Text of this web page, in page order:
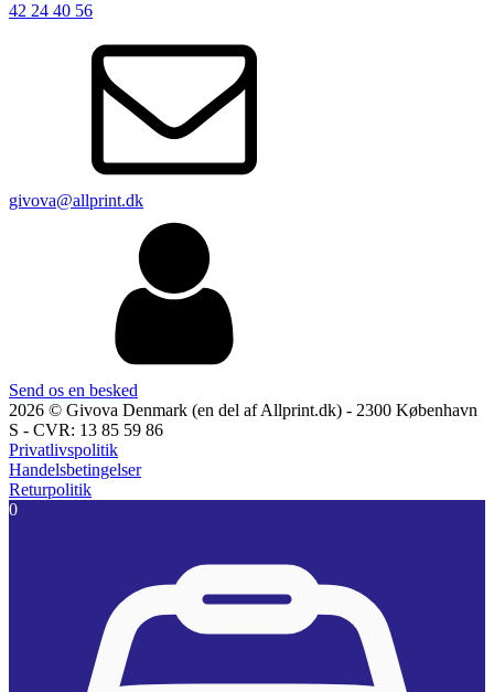
42 24 40 56
givova@allprint.dk
Send os en besked
2026 © Givova Denmark (en del af Allprint.dk) - 2300 København
S - CVR: 13 85 59 86
Privatlivspolitik
Handelsbetingelser
Returpolitik
0